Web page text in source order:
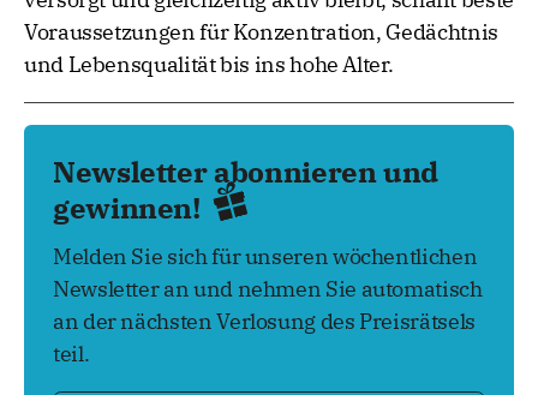
Voraussetzungen für Konzentration, Gedächtnis
und Lebensqualität bis ins hohe Alter.
Newsletter abonnieren und
gewinnen!
Melden Sie sich für unseren wöchentlichen
Newsletter an und nehmen Sie automatisch
an der nächsten Verlosung des Preisrätsels
teil.